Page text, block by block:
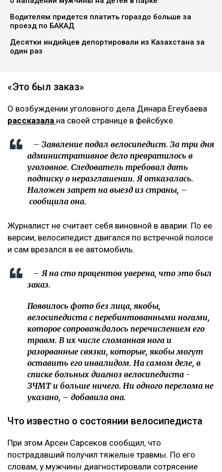
Водителям придется платить гораздо больше за
проезд по БАКАД
Десятки индийцев депортировали из Казахстана за
один раз
«Это был заказ»
О возбуждении уголовного дела Динара Егеубаева
рассказала на своей странице в фейсбуке.
– Заявление подал велосипедист. За три дня
административное дело превратилось в
уголовное. Следователь требовал дать
подписку о неразглашении. Я отказалась.
Наложен запрет на выезд из страны, –
сообщила она.
Журналист не считает себя виновной в аварии. По ее
версии, велосипедист двигался по встречной полосе
и сам врезался в ее автомобиль.
– Я на сто процентов уверена, что это был
заказ.
Появилось фото без лица, якобы,
велосипедиста с перебинтованными ногами,
которое сопровождалось перечислением его
травм. В их числе сломанная нога и
разорванные связки, которые, якобы могут
оставить его инвалидом. На самом деле, в
списке больных диагноз велосипедиста -
ЗЧМТ и больше ничего. Ни одного перелома не
указано, – добавила она.
Что известно о состоянии велосипедиста
При этом Арсен Сарсеков сообщил, что
пострадавший получил тяжелые травмы. По его
словам, у мужчины диагностировали сотрясение